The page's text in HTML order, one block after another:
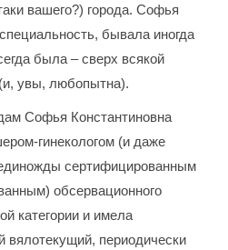
вашего?) города. Софья
бывала иногда
была – сверх всякой
увы, любопытна).
Софья Константиновна
гинекологом (и даже
сертифицированным
обсервационного
категории и имела
вялотекущий, периодически